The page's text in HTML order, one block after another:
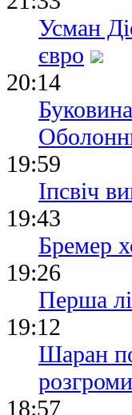
Усман
євро
20:14
19:59
Іпсвіч
19:43
Бремер
19:26
Перша
19:12
Шаран
18:57